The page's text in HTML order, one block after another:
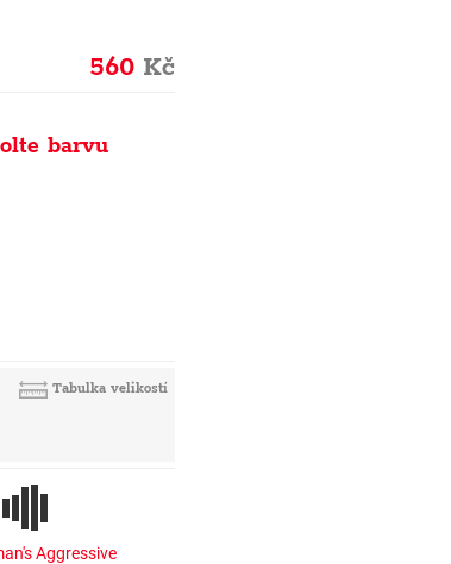
560 Kč
barvu
Tabulka velikostí
Aggressive